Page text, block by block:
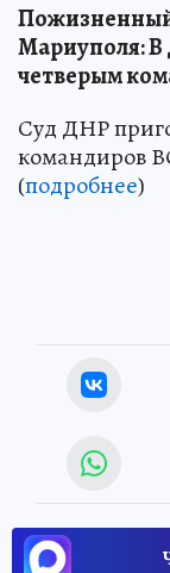
Пожизненный
Мариуполя:
четверым
Суд ДНР
командиров
(подробнее)